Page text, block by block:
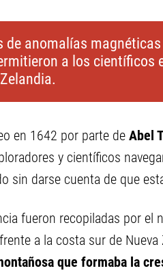
anomalías
a los científicos
en 1642 por parte de Abel
y científicos
sin darse cuenta de que
fueron recopiladas por el
a la costa sur de Nueva
que formaba la